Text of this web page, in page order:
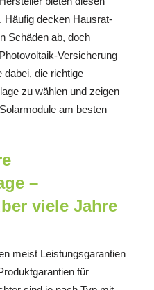
Häufig decken Hausrat-
Schäden ab, doch
Versicherung
dabei, die richtige
zu wählen und zeigen
am besten
–
viele Jahre
meist Leistungsgarantien
für